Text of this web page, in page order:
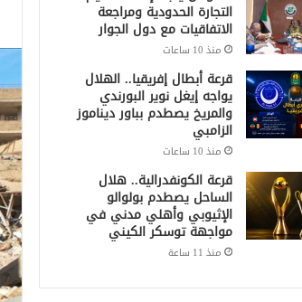
التجارة الحدودية ومراجعة
الاتفاقيات مع دول الجوار
منذ 10 ساعات
قرعة أبطال إفريقيا.. الهلال
يواجه إيغل نوير البورندي
والمريخ يصطدم بباور ديناموز
الزامبي
منذ 10 ساعات
قرعة الكونفدرالية.. هلال
الساحل يصطدم بولوالو
الإثيوبي وأهلي مدني في
مواجهة توسكر الكيني
منذ 11 ساعة